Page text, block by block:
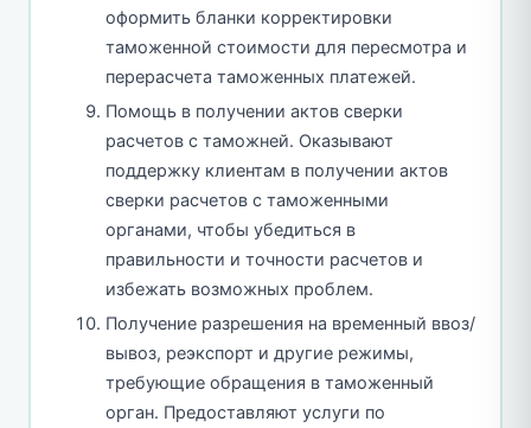
оформить бланки корректировки
таможенной стоимости для пересмотра и
перерасчета таможенных платежей.
Помощь в получении актов сверки
расчетов с таможней. Оказывают
поддержку клиентам в получении актов
сверки расчетов с таможенными
органами, чтобы убедиться в
правильности и точности расчетов и
избежать возможных проблем.
Получение разрешения на временный ввоз/
вывоз, реэкспорт и другие режимы,
требующие обращения в таможенный
орган. Предоставляют услуги по